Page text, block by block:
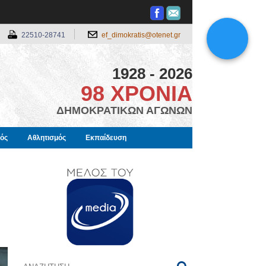
22510-28741 ef_dimokratis@otenet.gr
1928 - 2026
98 ΧΡΟΝΙΑ
ΔΗΜΟΚΡΑΤΙΚΩΝ ΑΓΩΝΩΝ
Αθλητισμός Εκπαίδευση